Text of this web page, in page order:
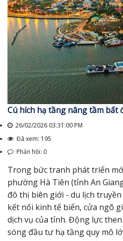
Cú hích hạ tầng nâng tầm bất
26/02/2026 03:31:00 PM
Đã xem: 195
Phản hồi: 0
Trong bức tranh phát triển
phường Hà Tiên (tỉnh An
đô thị biên giới - du lịch
kết nối kinh tế biển, cửa ngõ
dịch vụ của tỉnh. Động lực
sóng đầu tư hạ tầng quy mô